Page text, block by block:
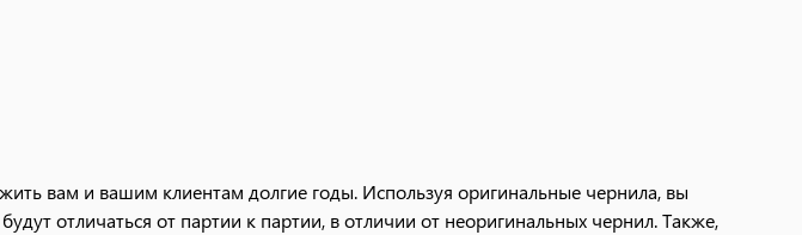
вам и вашим клиентам долгие годы. Используя оригинальные чернила, вы
отличаться от партии к партии, в отличии от неоригинальных чернил. Также,